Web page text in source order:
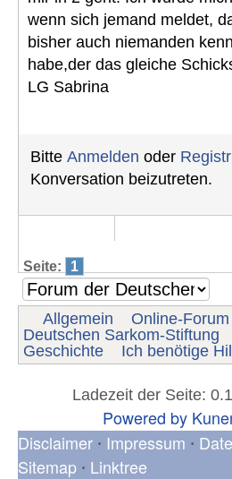
wenn sich jemand meldet,
bisher auch niemanden
habe,der das gleiche
LG Sabrina
Bitte Anmelden oder
Konversation beizutreten.
Seite: 1
Allgemein Online-Forum
Deutschen Sarkom-Stiftung
Geschichte
Ich benötige
Ladezeit der Seite:
Powered by
Disclaimer • Impressum •
Sitemap • Linktree